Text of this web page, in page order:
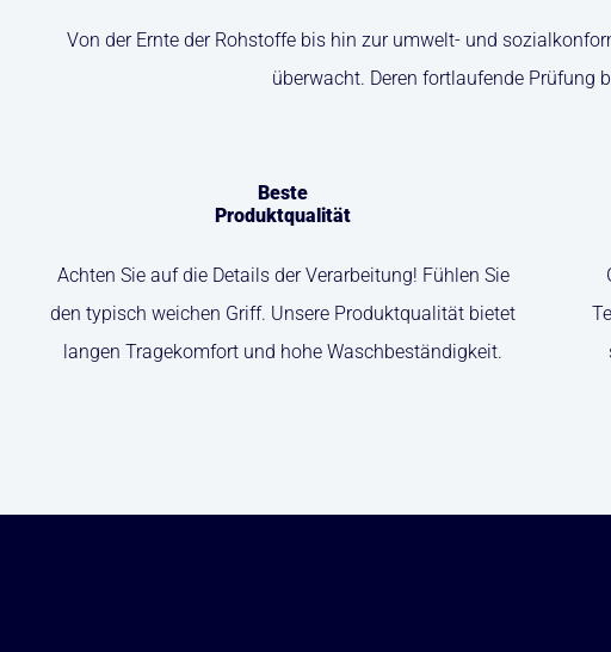
Von der Ernte der Rohstoffe bis hin zur umwelt- und
überwacht. Deren fortlaufende Prüfung
Beste
Produktqualität
Achten Sie auf die Details der Verarbeitung! Fühlen Sie
den typisch weichen Griff. Unsere Produktqualität bietet
langen Tragekomfort und hohe Waschbeständigkeit.